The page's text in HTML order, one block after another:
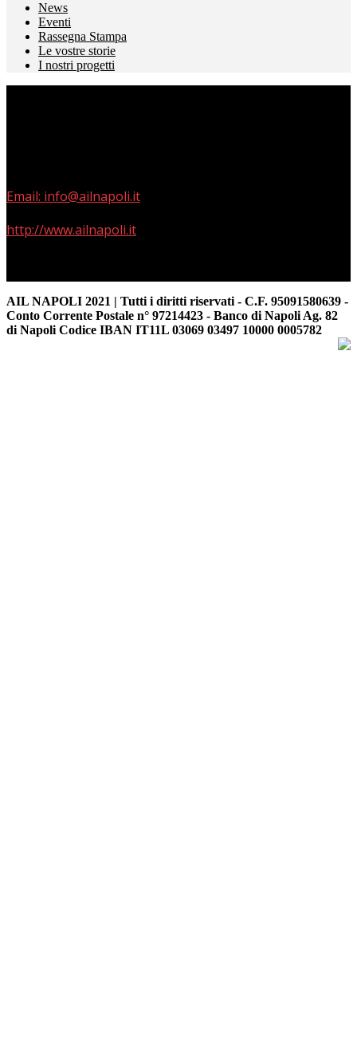
News
Eventi
Rassegna Stampa
Le vostre storie
I nostri progetti
Email: info@ailnapoli.it
http://www.ailnapoli.it
AIL NAPOLI 2021 | Tutti i diritti riservati - C.F. 95091580639 -
Conto Corrente Postale n° 97214423 - Banco di Napoli Ag. 82
di Napoli Codice IBAN IT11L 03069 03497 10000 0005782